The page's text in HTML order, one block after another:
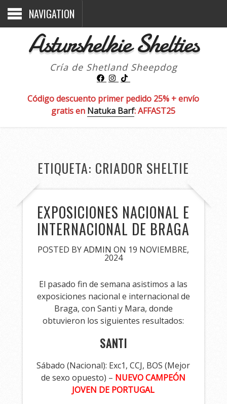
NAVIGATION
Asturshelkie Shelties
Cría de Shetland Sheepdog
Código descuento primer pedido 25% + envío
gratis en Natuka Barf: AFFAST25
ETIQUETA: CRIADOR SHELTIE
EXPOSICIONES NACIONAL E
INTERNACIONAL DE BRAGA
POSTED BYADMIN ON 19 NOVIEMBRE,
2024
El pasado fin de semana asistimos a las
exposiciones nacional e internacional de
Braga, con Santi y Mara, donde
obtuvieron los siguientes resultados:
SANTI
Sábado (Nacional): Exc1, CCJ, BOS (Mejor
de sexo opuesto) – NUEVO CAMPEÓN
JOVEN DE PORTUGAL